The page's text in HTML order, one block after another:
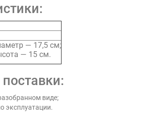
— 17,5 см;
— 15 см.
виде;
эксплуатации.